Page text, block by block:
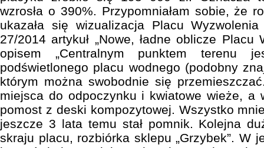
wzrosła o 390%. Przypomniałam sobie, że
ukazała się wizualizacja Placu Wyzwolenia
27/2014 artykuł „Nowe, ładne oblicze Placu
opisem „Centralnym punktem terenu
podświetlonego placu wodnego (podobny
którym można swobodnie się
miejsca do odpoczynku i kwiatowe wieże, a
pomost z deski kompozytowej. Wszystko
jeszcze 3 lata temu stał pomnik. Kolejna
skraju placu, rozbiórka sklepu „Grzybek”. W